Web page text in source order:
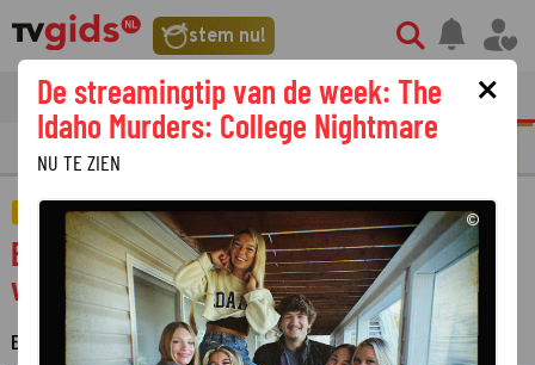
stem nu!
tvgids streaming nieuws
STREAMING
AMUSEMENT
Bouke Scholten en Rob Kemps trekken
verder door de VS in My Tribute to Elvis
ESTHER HUT ·9 JANUARI 2024 08:10
×
De streamingtip van de week: The
Idaho Murders: College Nightmare
NU TE ZIEN
©